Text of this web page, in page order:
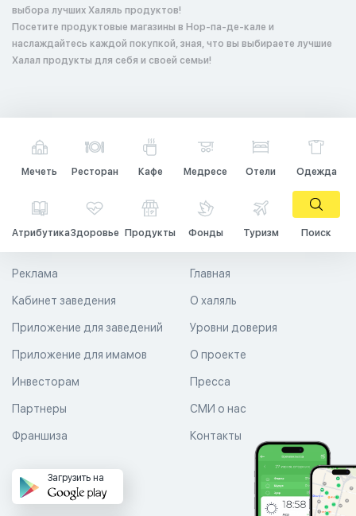
выбора лучших Халяль продуктов!
Посетите продуктовые магазины в Нор-па-де-кале и
наслаждайтесь каждой покупкой, зная, что вы выбираете лучшие
Халал продукты для себя и своей семьи!
Мечеть Ресторан Кафе Медресе Отели Одежда
АтрибутикаЗдоровье Продукты Фонды Туризм Поиск
Главная
О халяль
Уровни доверия
Реклама
Кабинет заведения
Приложение для заведений
Приложение для имамов О проекте
Пресса
СМИ о нас
Контакты
Инвесторам
Партнеры
Франшиза
Загрузить на